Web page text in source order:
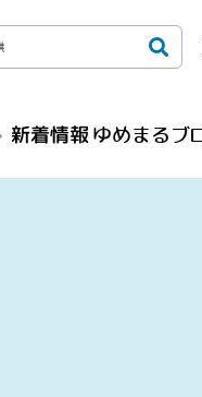
新着情報 ゆめまるブ